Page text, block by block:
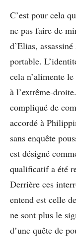
C’est pour cela
ne pas faire de
d’Elias,
portable.
cela n’alimente
à l’extrême-
compliqué de
accordé à
sans enquête
est désigné
qualificatif a été
Derrière ces
entend est celle
ne sont plus le
d’une quête de